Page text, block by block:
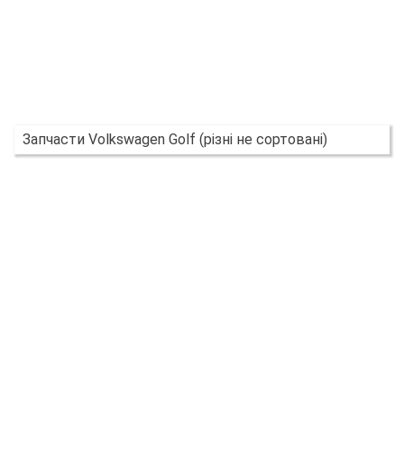
Запчасти Volkswagen Golf (різні не сортовані)